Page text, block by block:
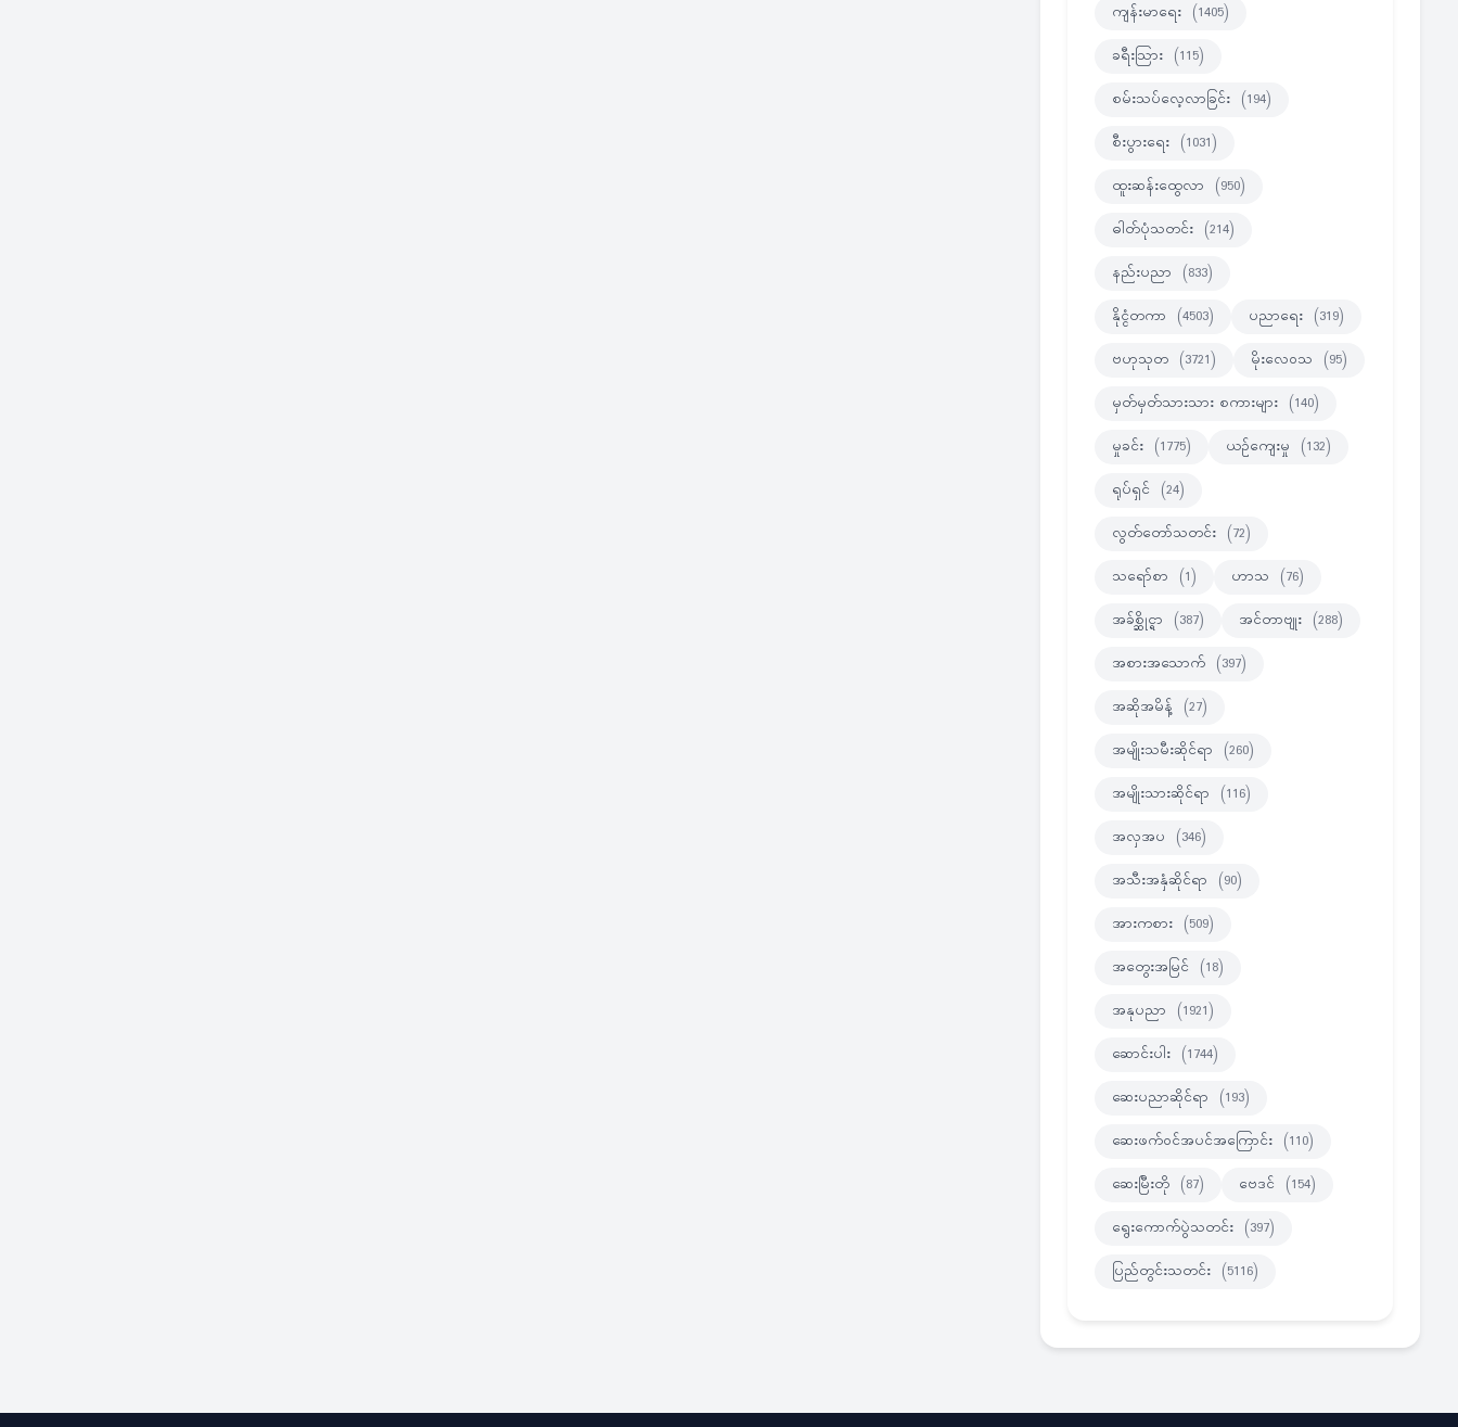
ကျန်းမာရေး (1405)
ခရီးသြား (115)
စမ်းသပ်လေ့လာခြင်း (194)
စီးပွားရေး (1031)
ထူးဆန်းထွေလာ (950)
ဓါတ်ပုံသတင်း (214)
နည်းပညာ (833)
နိုင္ငံတကာ (4503) ပညာရေး (319)
ဗဟုသုတ (3721) မိုးလေဝသ (95)
မှတ်မှတ်သားသား စကားများ (140)
မှုခင်း (1775) ယဉ်ကျေးမှု (132)
ရုပ်ရှင် (24)
လွတ်တော်သတင်း (72)
သရော်စာ (1) ဟာသ (76)
အခ်စ္ဆိုင္ရာ (387) အင်တာဗျုး (288)
အစားအသောက် (397)
အဆိုအမိန့် (27)
အမျိုးသမီးဆိုင်ရာ (260)
အမျိုးသားဆိုင်ရာ (116)
အလှအပ (346)
အသီးအနှံဆိုင်ရာ (90)
အားကစား (509)
အတွေးအမြင် (18)
အနုပညာ (1921)
ဆောင်းပါး (1744)
ဆေးပညာဆိုင်ရာ (193)
ဆေးဖက်ဝင်အပင်အကြောင်း (110)
ဆေးမြီးတို (87) ဗေဒင် (154)
ရွေးကောက်ပွဲသတင်း (397)
ပြည်တွင်းသတင်း (5116)